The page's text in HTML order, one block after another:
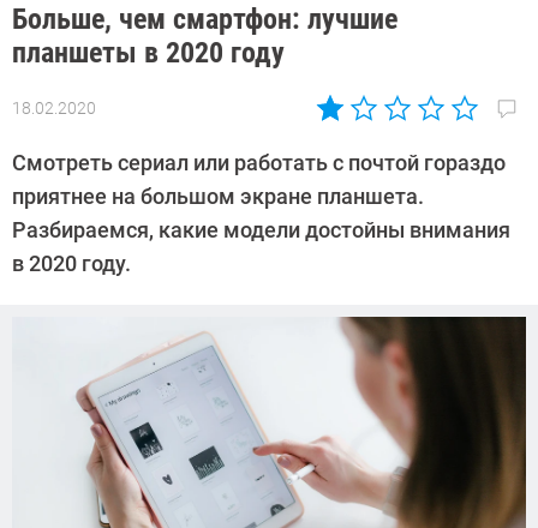
Больше, чем смартфон: лучшие
планшеты в 2020 году
18.02.2020
Автор:
Дмитриева
Смотреть сериал или работать с почтой гораздо
приятнее на большом экране планшета.
Разбираемся, какие модели достойны внимания
в 2020 году.